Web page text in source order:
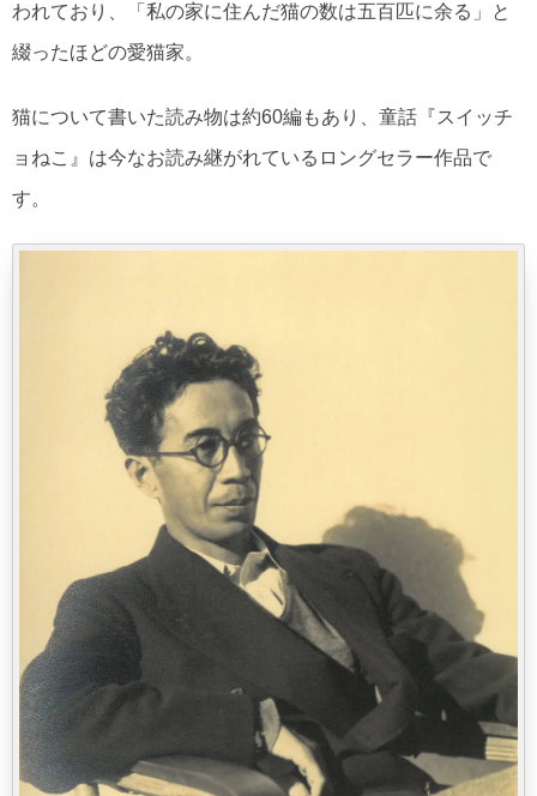
われており、「私の家に住んだ猫の数は五百匹に余る」と
綴ったほどの愛猫家。
猫について書いた読み物は約60編もあり、童話『スイッチ
ョねこ』は今なお読み継がれているロングセラー作品で
す。